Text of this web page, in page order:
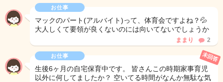
お仕事
マックのパート(アルバイト)って、体育会ですよね？💦
大人しくて要領が良くないのには向いてないでしょうか
ままり 2
お仕事
生後6ヶ月の自宅保育中です。 皆さんこの時期家事育児
以外に何してましたか？ 空いてる時間がなんか無駄な気
未回答